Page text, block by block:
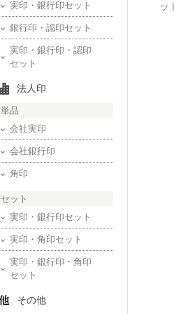
ッ
実印・銀行印セット
銀行印・認印セット
実印・銀行印・認印
セット
法人印
単品
会社実印
会社銀行印
角印
セット
実印・銀行印セット
実印・角印セット
実印・銀行印・角印
セット
その他